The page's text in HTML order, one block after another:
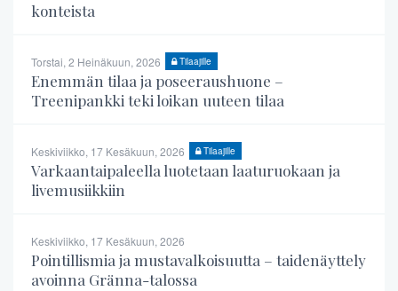
konteista
Torstai, 2 Heinäkuun, 2026 Tilaajille
Enemmän tilaa ja poseeraushuone –
Treenipankki teki loikan uuteen tilaa
Keskiviikko, 17 Kesäkuun, 2026 Tilaajille
Varkaantaipaleella luotetaan laaturuokaan ja
livemusiikkiin
Keskiviikko, 17 Kesäkuun, 2026
Pointillismia ja mustavalkoisuutta – taidenäyttely
avoinna Gränna-talossa